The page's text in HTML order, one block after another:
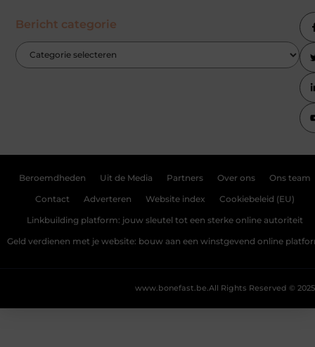
Bericht categorie
Beroemdheden Uit de Media Partners Over ons Ons team
Contact Adverteren Website index Cookiebeleid (EU)
Linkbuilding platform: jouw sleutel tot een sterke online autoriteit
Geld verdienen met je website: bouw aan een winstgevend online
All Rights Reserved © 2025
www.bonefast.be.